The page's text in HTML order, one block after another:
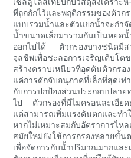
ที่ถูกกักไว้และพฤติกรรมของตัวก
แบบรวมน้ำและตัวแยกน้ำจะกำ
น้ำขนาดเล็กมารวมกันเป็นหยด
ออกไปได้ ตัวกรองบางชนิดมีส
จุลชีพเพื่อชะลอการเจริญเติบโ
สร้างคราบเหนียวที่อุดตันตัวกร
แค่การดักจับอนุภาคที่เล็กที่สุดเ
กับการปกป้องส่วนประกอบปลาย
ไป ตัวกรองที่มีไมครอนละเอียด
แต่สามารถเพิ่มแรงดันตกและท
หากไม่เหมาะสมกับอัตราการไ
สมัยใหม่ยังใช้การกรองหลายขั้
เพื่อจัดการกับน้ำปริมาณมากแล